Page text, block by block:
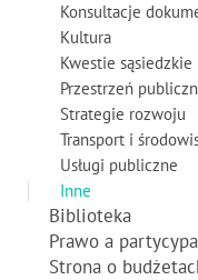
Konsultacje
Kultura
Kwestie sąsiedzkie
Przestrzeń
Strategie rozwoju
Transport i
Usługi publiczne
Inne
Biblioteka
Prawo a
Strona o